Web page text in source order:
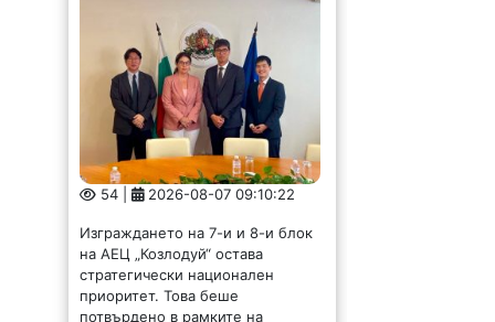
54 | 2026-08-07 09:10:22
Изграждането на 7-и и 8-и блок
на АЕЦ „Козлодуй“ остава
стратегически национален
приоритет. Това беше
потвърдено в рамките на